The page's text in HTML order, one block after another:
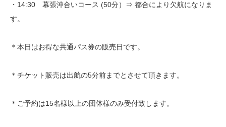
・14:30 幕張沖合いコース (50分）⇒ 都合により欠航になりま
す。
＊本日はお得な共通パス券の販売日です。
＊チケット販売は出航の5分前までとさせて頂きます。
＊ご予約は15名様以上の団体様のみ受付致します。